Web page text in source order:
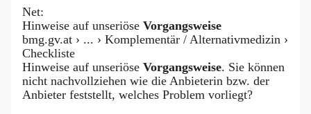
Net:
Hinweise auf unseriöse Vorgangsweise
bmg.gv.at › ... › Komplementär / Alternativmedizin ›
Checkliste
Hinweise auf unseriöse Vorgangsweise. Sie können
nicht nachvollziehen wie die Anbieterin bzw. der
Anbieter feststellt, welches Problem vorliegt?